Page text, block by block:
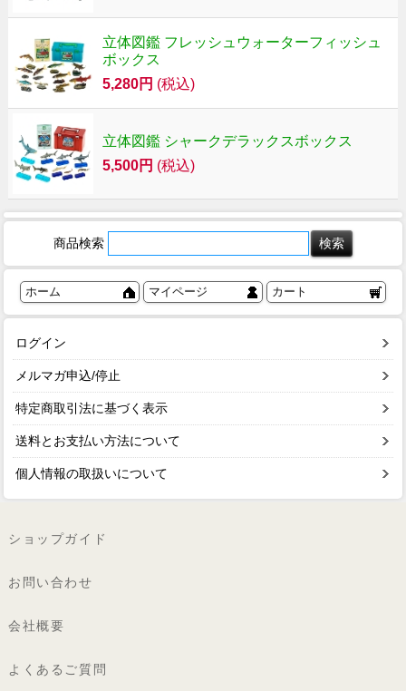
立体図鑑 フレッシュウォーターフィッシュ
ボックス
5,280円 (税込)
立体図鑑 シャークデラックスボックス
5,500円 (税込)
商品検索
ホーム マイページ カート
ログイン
メルマガ申込/停止
特定商取引法に基づく表示
送料とお支払い方法について
個人情報の取扱いについて
ショップガイド
お問い合わせ
会社概要
よくあるご質問